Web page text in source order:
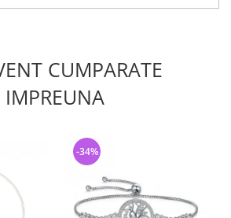
CUMPARATE
IMPREUNA
-34%